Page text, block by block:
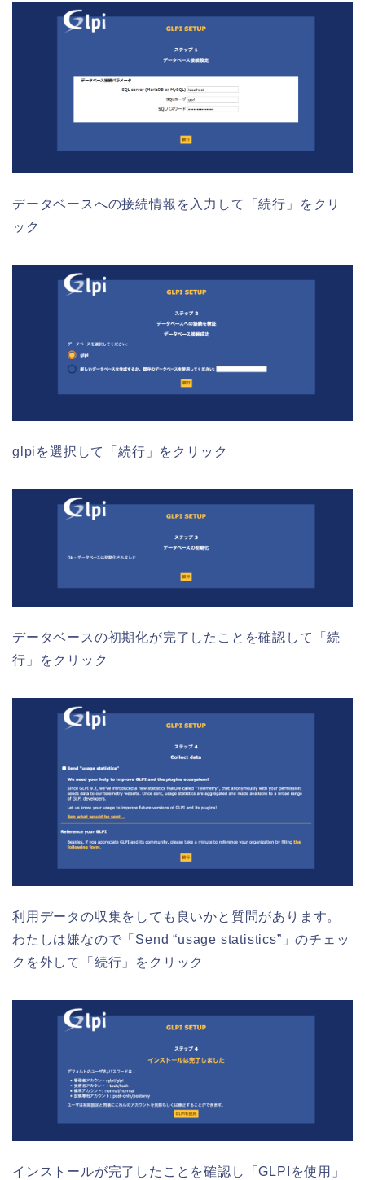
データベースへの接続情報を入力して「続行」をクリ
ック
glpiを選択して「続行」をクリック
データベースの初期化が完了したことを確認して「続
行」をクリック
利用データの収集をしても良いかと質問があります。
わたしは嫌なので「Send “usage statistics”」のチェッ
クを外して「続行」をクリック
インストールが完了したことを確認し「GLPIを使用」